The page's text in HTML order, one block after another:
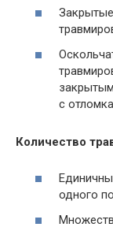
с
Количество
одного